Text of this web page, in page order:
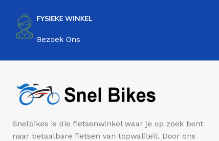
FYSIEKE WINKEL
Bezoek Ons
Snelbikes is die fietsenwinkel waar je op zoek bent
naar betaalbare fietsen van topwaliteit. Door ons